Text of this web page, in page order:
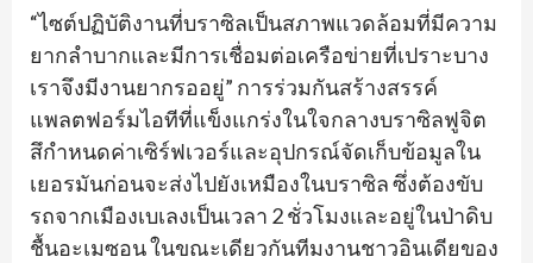
“ไซต์ปฏิบัติงานที่บราซิลเป็นสภาพแวดล้อมที่มีความ
ยากลำบากและมีการเชื่อมต่อเครือข่ายที่เปราะบาง
เราจึงมีงานยากรออยู่” การร่วมกันสร้างสรรค์
แพลตฟอร์มไอทีที่แข็งแกร่งในใจกลางบราซิลฟูจิต
สึกำหนดค่าเซิร์ฟเวอร์และอุปกรณ์จัดเก็บข้อมูลใน
เยอรมันก่อนจะส่งไปยังเหมืองในบราซิล ซึ่งต้องขับ
รถจากเมืองเบเลงเป็นเวลา 2 ชั่วโมงและอยู่ในป่าดิบ
ชื้นอะเมซอน ในขณะเดียวกันทีมงานชาวอินเดียของ